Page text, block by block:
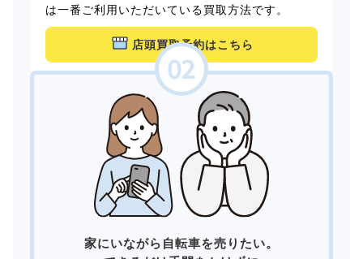
は一番ご利用いただいている買取方法です。
店頭買取予約はこちら
家にいながら自転車を売りたい。